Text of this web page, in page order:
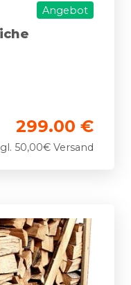
Angebot
299.00 €
50,00€ Versand